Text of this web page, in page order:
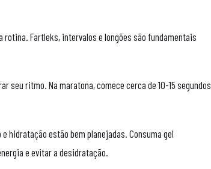
Fartleks, intervalos e longões são fundamentais
seu ritmo. Na maratona, comece cerca de 10-15 segundos
hidratação estão bem planejadas. Consuma gel
e evitar a desidratação.